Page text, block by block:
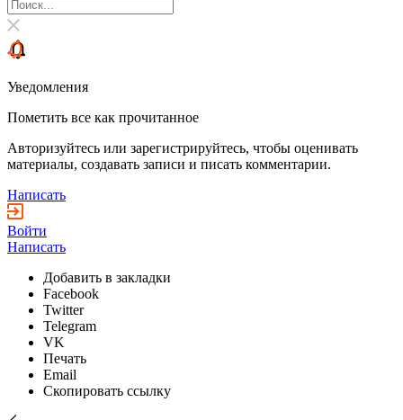
Уведомления
Пометить все как прочитанное
Авторизуйтесь или зарегистрируйтесь, чтобы оценивать
материалы, создавать записи и писать комментарии.
Написать
Войти
Написать
Добавить в закладки
Facebook
Twitter
Telegram
VK
Печать
Email
Скопировать ссылку